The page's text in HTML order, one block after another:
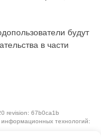
будут
в части
revision: 67b0ca1b
технологий: